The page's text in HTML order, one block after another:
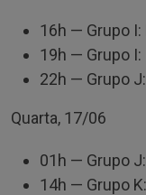
16h — Grupo I:
19h — Grupo I:
22h — Grupo
Quarta, 17/06
01h — Grupo
14h — Grupo